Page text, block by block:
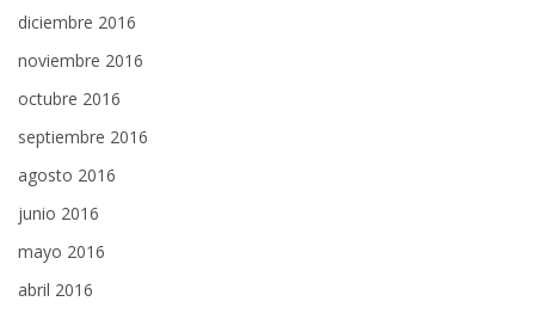
diciembre 2016
noviembre 2016
octubre 2016
septiembre 2016
agosto 2016
junio 2016
mayo 2016
abril 2016